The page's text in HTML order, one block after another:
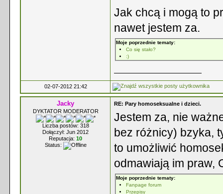
Jak chcą i mogą to
nawet jestem za.
Moje poprzednie tematy:
Co się stało?
:)
02-07-2012 21:42
Jacky
DYKTATOR MODERATOR
Liczba postów: 318
Dołączył: Jun 2012
Reputacja: 10
Status:
RE: Pary homoseksualne i dzieci.
Jestem za, nie
bez różnicy) bzyka,
to umożliwić
odmawiają im praw,
Moje poprzednie tematy:
Fanpage forum
Przepisy